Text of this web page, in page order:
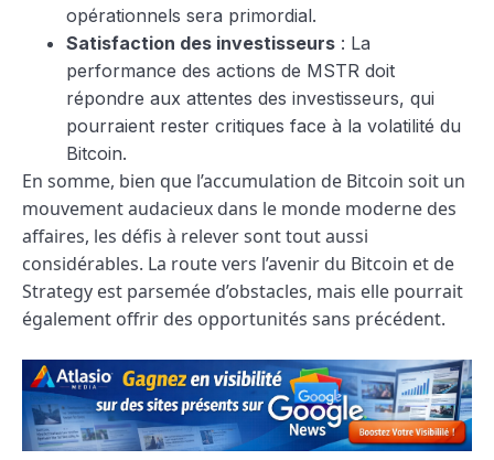
opérationnels sera primordial.
Satisfaction des investisseurs : La
performance des actions de MSTR doit
répondre aux attentes des investisseurs, qui
pourraient rester critiques face à la volatilité du
Bitcoin.
En somme, bien que l’accumulation de Bitcoin soit un
mouvement audacieux dans le monde moderne des
affaires, les défis à relever sont tout aussi
considérables. La route vers l’avenir du Bitcoin et de
Strategy est parsemée d’obstacles, mais elle pourrait
également offrir des opportunités sans précédent.